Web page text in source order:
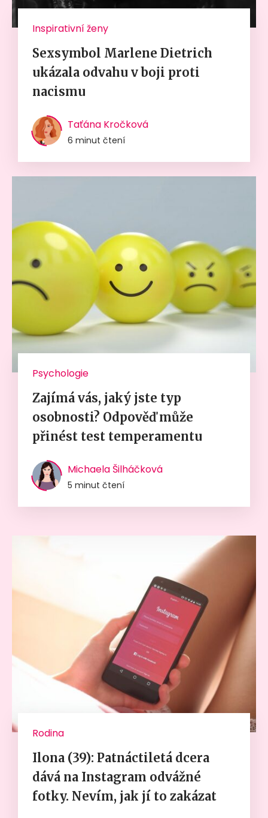
Inspirativní ženy
Sexsymbol Marlene Dietrich
ukázala odvahu v boji proti
nacismu
Taťána Kročková
6 minut čtení
Psychologie
Zajímá vás, jaký jste typ
osobnosti? Odpověď může
přinést test temperamentu
Michaela Šilháčková
5 minut čtení
Rodina
Ilona (39): Patnáctiletá dcera
dává na Instagram odvážné
fotky. Nevím, jak jí to zakázat